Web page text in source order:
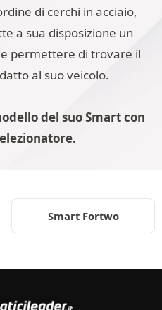
di cerchi in acciaio,
a sua disposizione un
permettere di trovare il
al suo veicolo.
del suo Smart con
Smart Fortwo